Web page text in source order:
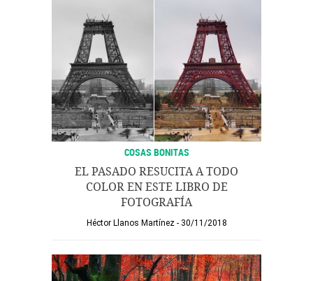
COSAS BONITAS
EL PASADO RESUCITA A TODO
COLOR EN ESTE LIBRO DE
FOTOGRAFÍA
Héctor Llanos Martínez 30/11/2018